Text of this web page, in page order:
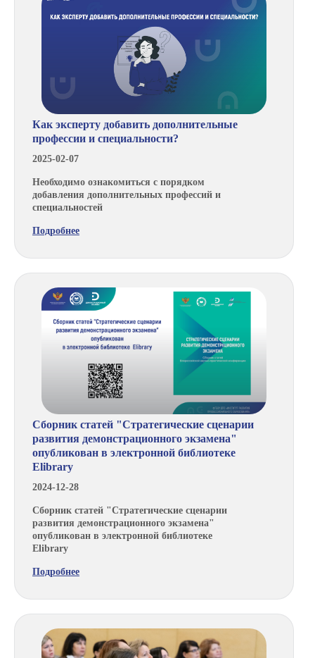
Как эксперту добавить дополнительные
профессии и специальности?
2025-02-07
Необходимо ознакомиться с порядком
добавления дополнительных профессий и
специальностей
Подробнее
Сборник статей "Стратегические сценарии
развития демонстрационного экзамена"
опубликован в электронной библиотеке
Elibrary
2024-12-28
Сборник статей "Стратегические сценарии
развития демонстрационного экзамена"
опубликован в электронной библиотеке
Elibrary
Подробнее